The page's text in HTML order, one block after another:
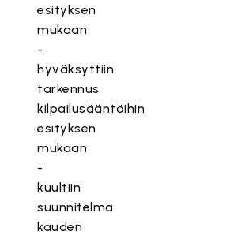
esityksen
mukaan
-
hyväksyttiin
tarkennus
kilpailusääntöihin
esityksen
mukaan
-
kuultiin
suunnitelma
kauden